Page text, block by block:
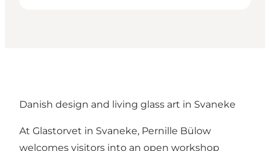
Danish design and living glass art in Svaneke
At Glastorvet in Svaneke, Pernille Bülow
welcomes visitors into an open workshop